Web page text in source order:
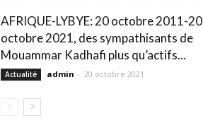
AFRIQUE-LYBYE: 20 octobre 2011-20
octobre 2021, des sympathisants de
Mouammar Kadhafi plus qu’actifs...
Actualité admin - 20 octobre 2021